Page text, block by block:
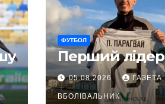
ФУТБОЛ
Перший лідер
05.08.2026 ГАЗЕТА
ВБОЛІВАЛЬНИК